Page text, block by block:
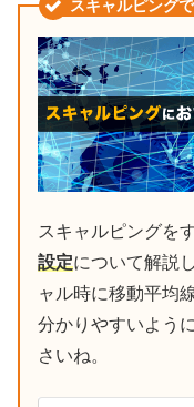
スキャルピング
スキャルピングを
設定について解説
ャル時に移動平均
分かりやすいよう
さいね。